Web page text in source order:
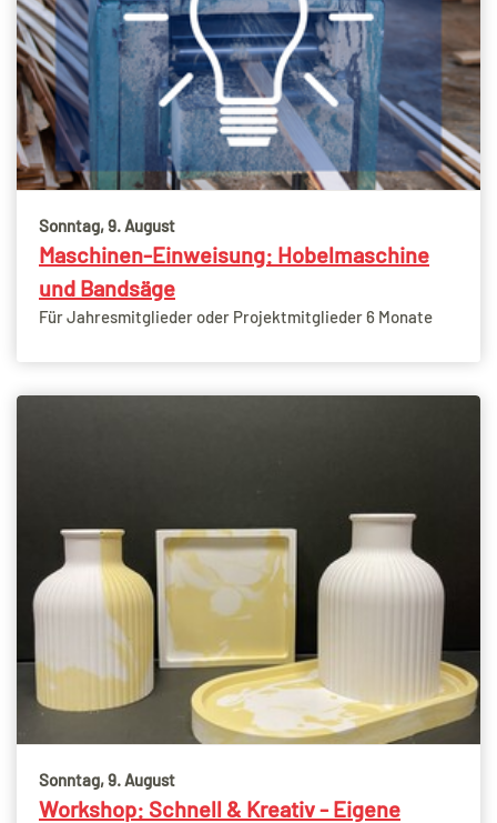
Sonntag, 9. August
Maschinen-Einweisung: Hobelmaschine
und Bandsäge
Für Jahresmitglieder oder Projektmitglieder 6 Monate
Sonntag, 9. August
Workshop: Schnell & Kreativ - Eigene